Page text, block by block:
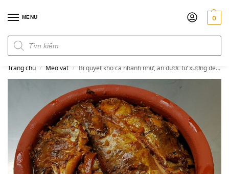
MENU 0
Trang chủ / Mẹo vặt / Bí quyết kho cá nhanh nhừ, ăn được từ xương đến gia vị